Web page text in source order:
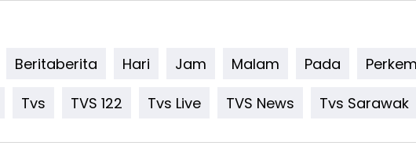
Beritaberita Hari Jam Malam Pada
Tvs TVS 122 Tvs Live TVS News Tvs Sarawak